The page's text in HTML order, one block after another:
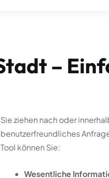
Sie ziehen nach oder
benutzerfreundliches
Tool können Sie:
Wesentliche